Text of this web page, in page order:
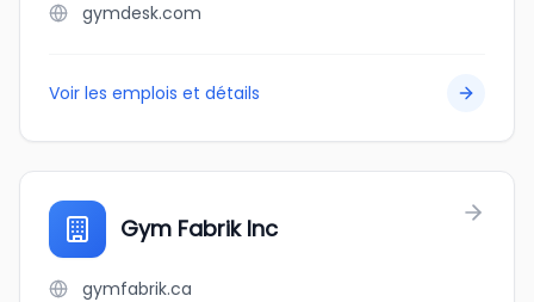
gymdesk.com
Voir les emplois et détails
Gym Fabrik Inc
gymfabrik.ca